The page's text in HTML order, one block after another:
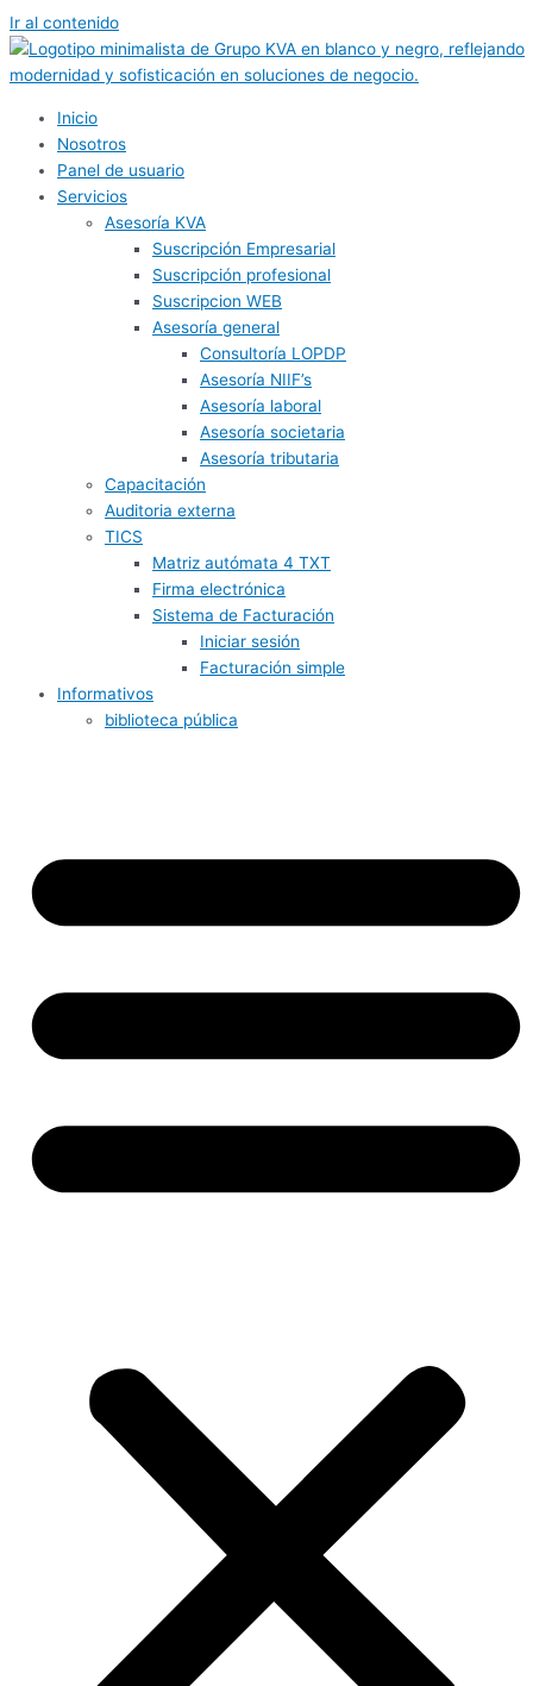
Ir al contenido
Inicio
Nosotros
Panel de usuario
Servicios
Asesoría KVA
Suscripción Empresarial
Suscripción profesional
Suscripcion WEB
Asesoría general
Consultoría LOPDP
Asesoría NIIF’s
Asesoría laboral
Asesoría societaria
Asesoría tributaria
Capacitación
Auditoria externa
TICS
Matriz autómata 4 TXT
Firma electrónica
Sistema de Facturación
Iniciar sesión
Facturación simple
Informativos
biblioteca pública